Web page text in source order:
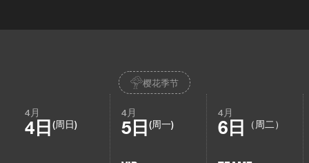
樱花季节
4月
4日 (周日)
4月
5日 (周一)
4月
6日 （周二）